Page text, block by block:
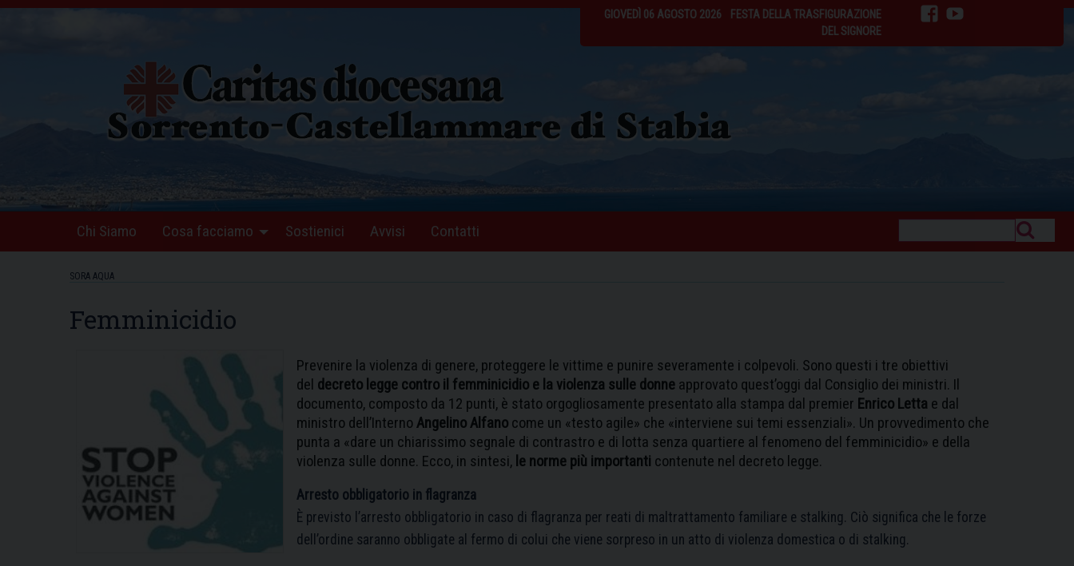
Skip
GIOVEDÌ 06 AGOSTO 2026
FESTA DELLA TRASFIGURAZIONE
DEL SIGNORE
Chi Siamo Cosa facciamo Sostienici Avvisi Contatti
SORA AQUA
Femminicidio
Prevenire la violenza di genere, proteggere le vittime e punire severamente i colpevoli. Sono questi i tre obiettivi
del decreto legge contro il femminicidio e la violenza sulle donne approvato quest’oggi dal Consiglio dei ministri. Il
documento, composto da 12 punti, è stato orgogliosamente presentato alla stampa dal premier Enrico Letta e dal
ministro dell’Interno Angelino Alfano come un «testo agile» che «interviene sui temi essenziali». Un provvedimento che
punta a «dare un chiarissimo segnale di contrastro e di lotta senza quartiere al fenomeno del femminicidio» e della
violenza sulle donne. Ecco, in sintesi, le norme più importanti contenute nel decreto legge.
Arresto obbligatorio in flagranza
È previsto l’arresto obbligatorio in caso di flagranza per reati di maltrattamento familiare e stalking. Ciò significa che le forze
dell’ordine saranno obbligate al fermo di colui che viene sorpreso in un atto di violenza domestica o di stalking.